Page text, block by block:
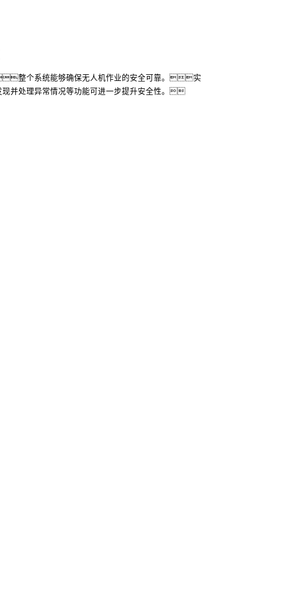
整个系统能够确保无人机作业的安全可靠。实
并处理异常情况等功能可进一步提升安全性。